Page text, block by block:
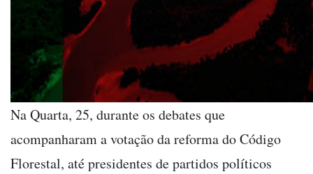
Na Quarta, 25, durante os debates que
acompanharam a votação da reforma do Código
Florestal, até presidentes de partidos políticos